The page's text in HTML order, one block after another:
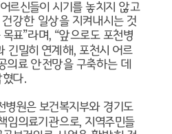
어르신들이 시기를 놓치지 않고
강한 일상을 지켜내시는 것
표”라며, “앞으로도 포천병
긴밀히 연계해,포천시 어르
의료 안전망을 구축하는 데
다.
병원은 보건복지부와 경기도
임의료기관으로, 지역주민들